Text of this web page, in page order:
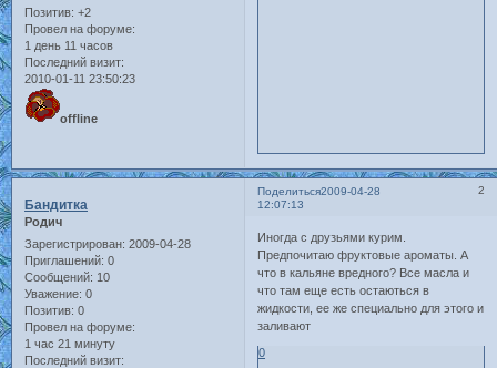
Позитив: +2
Провел на форуме:
1 день 11 часов
Последний визит:
2010-01-11 23:50:23
offline
Поделиться 2
2009-04-28
12:07:13
Бандитка
Родич
Зарегистрирован: 2009-04-28
Приглашений: 0
Сообщений: 10
Уважение: 0
Позитив: 0
Провел на форуме:
1 час 21 минуту
Последний визит:
Иногда с друзьями курим.
Предпочитаю фруктовые ароматы. А
что в кальяне вредного? Все масла и
что там еще есть остаються в
жидкости, ее же специально для этого и
заливают
0